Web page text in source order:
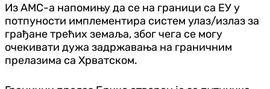
Из АМС-а напомињу да се на граници са ЕУ у
потпуности имплементира систем улаз/излаз за
грађане трећих земаља, због чега се могу
очекивати дужа задржавања на граничним
прелазима са Хрватском.